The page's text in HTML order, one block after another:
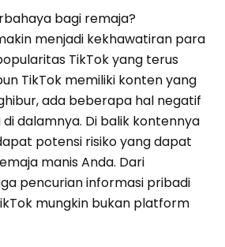
bagi remaja?
menjadi kekhawatiran para
TikTok yang terus
TikTok memiliki konten yang
ada beberapa hal negatif
dalamnya. Di balik kontennya
potensi risiko yang dapat
manis Anda. Dari
pencurian informasi pribadi
mungkin bukan platform